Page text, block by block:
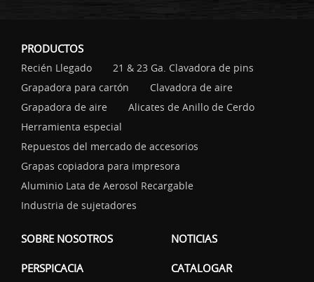
PRODUCTOS
Recién Llegado
21 & 23 Ga. Clavadora de pins
Grapadora para cartón
Clavadora de aire
Grapadora de aire
Alicates de Anillo de Cerdo
Herramienta especial
Repuestos del mercado de accesorios
Grapas copiadora para impresora
Aluminio Lata de Aerosol Recargable
Industria de sujetadores
SOBRE NOSOTROS NOTICIAS
PERSPICACIA CATALOGAR